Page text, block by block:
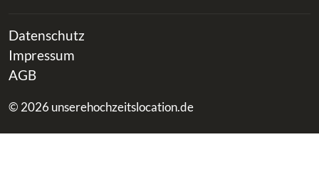
Datenschutz
Impressum
AGB
© 2026 unserehochzeitslocation.de